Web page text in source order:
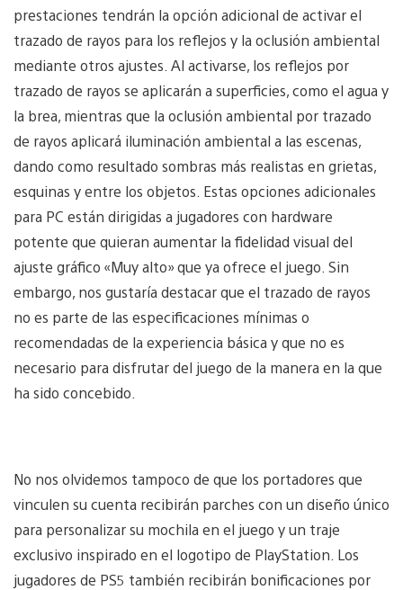
prestaciones tendrán la opción adicional de activar el
trazado de rayos para los reflejos y la oclusión ambiental
mediante otros ajustes. Al activarse, los reflejos por
trazado de rayos se aplicarán a superficies, como el agua y
la brea, mientras que la oclusión ambiental por trazado
de rayos aplicará iluminación ambiental a las escenas,
dando como resultado sombras más realistas en grietas,
esquinas y entre los objetos. Estas opciones adicionales
para PC están dirigidas a jugadores con hardware
potente que quieran aumentar la fidelidad visual del
ajuste gráfico «Muy alto» que ya ofrece el juego. Sin
embargo, nos gustaría destacar que el trazado de rayos
no es parte de las especificaciones mínimas o
recomendadas de la experiencia básica y que no es
necesario para disfrutar del juego de la manera en la que
ha sido concebido.
No nos olvidemos tampoco de que los portadores que
vinculen su cuenta recibirán parches con un diseño único
para personalizar su mochila en el juego y un traje
exclusivo inspirado en el logotipo de PlayStation. Los
jugadores de PS5 también recibirán bonificaciones por